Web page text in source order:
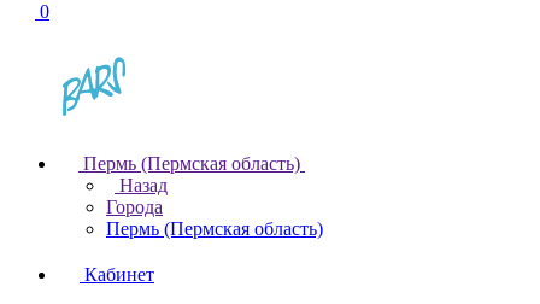
0
Пермь (Пермская область)
Назад
Города
Пермь (Пермская область)
Кабинет